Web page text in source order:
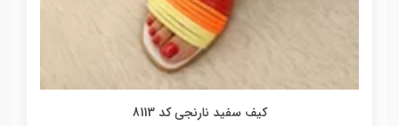
کیف سفید نارنجی کد 8113